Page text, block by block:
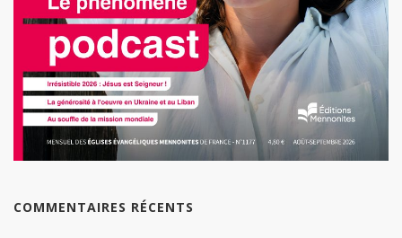
COMMENTAIRES RÉCENTS